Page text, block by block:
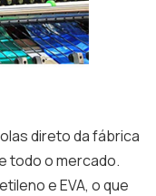
direto da fábrica
todo o mercado.
e EVA, o que